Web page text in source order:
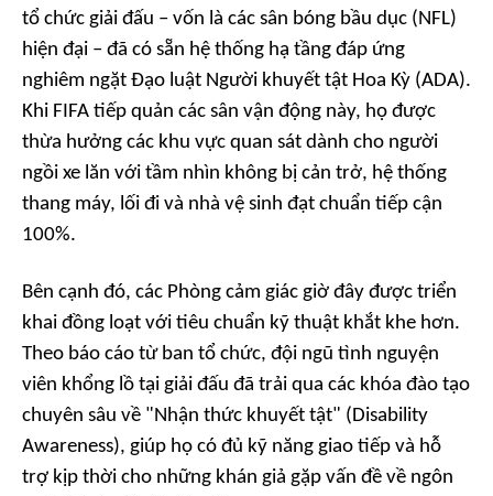
tổ chức giải đấu – vốn là các sân bóng bầu dục (NFL)
hiện đại – đã có sẵn hệ thống hạ tầng đáp ứng
nghiêm ngặt Đạo luật Người khuyết tật Hoa Kỳ (ADA).
Khi FIFA tiếp quản các sân vận động này, họ được
thừa hưởng các khu vực quan sát dành cho người
ngồi xe lăn với tầm nhìn không bị cản trở, hệ thống
thang máy, lối đi và nhà vệ sinh đạt chuẩn tiếp cận
100%.
Bên cạnh đó, các Phòng cảm giác giờ đây được triển
khai đồng loạt với tiêu chuẩn kỹ thuật khắt khe hơn.
Theo báo cáo từ ban tổ chức, đội ngũ tình nguyện
viên khổng lồ tại giải đấu đã trải qua các khóa đào tạo
chuyên sâu về "Nhận thức khuyết tật" (Disability
Awareness), giúp họ có đủ kỹ năng giao tiếp và hỗ
trợ kịp thời cho những khán giả gặp vấn đề về ngôn